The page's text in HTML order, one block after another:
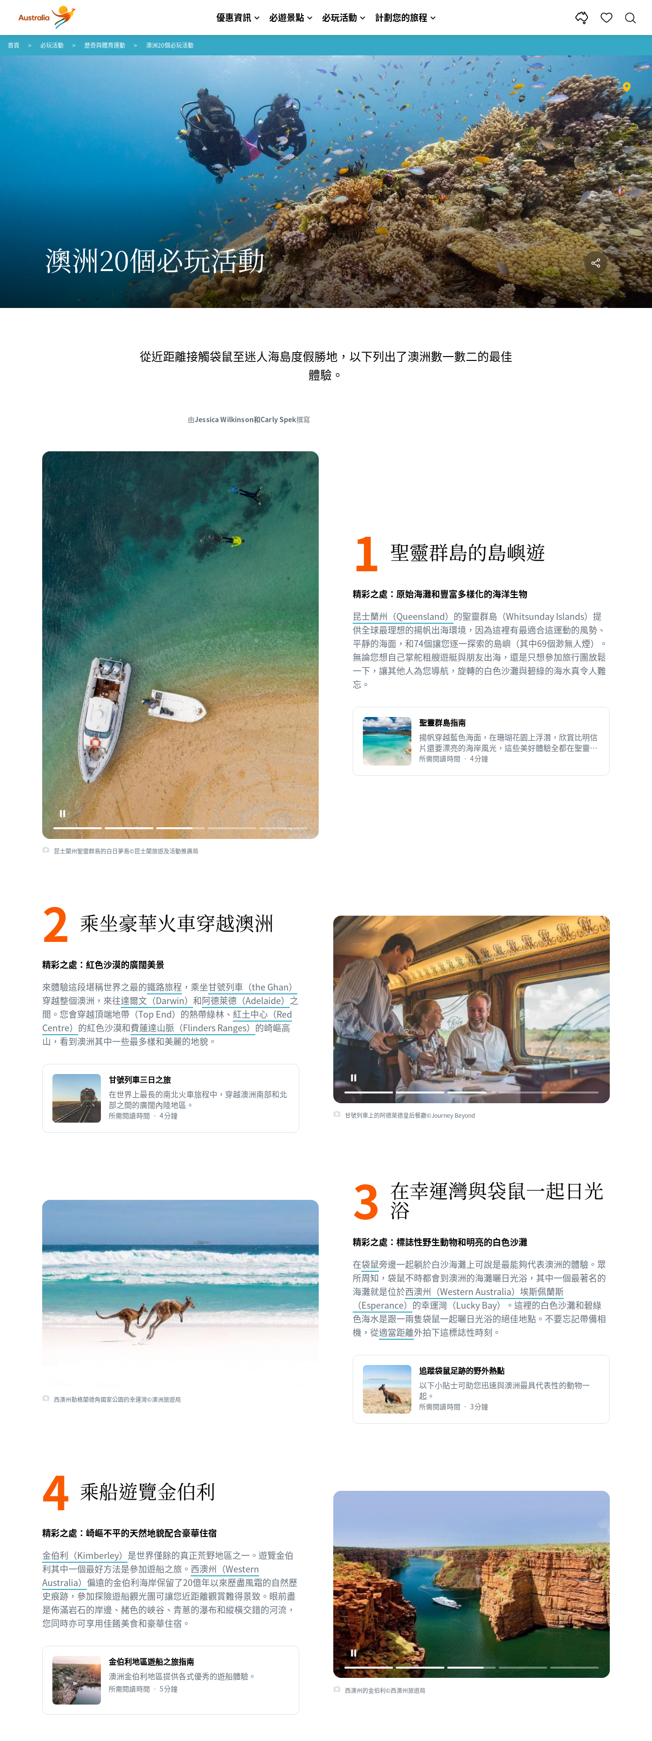
跳至內容
跳至頁尾導覽
優惠資訊 必遊景點 必玩活動 計劃您的旅程
首頁 必玩活動 歷奇與體育運動 澳洲20個必玩活動
澳洲20個必玩活動
從近距離接觸袋鼠至迷人海島度假勝地，以下列出了澳洲數一數二的最佳
體驗。
由Jessica Wilkinson和Carly Spek撰寫
昆士蘭州聖靈群島的白日夢島©昆士蘭旅遊及活動推廣局
1 聖靈群島的島嶼遊
精彩之處：原始海灘和豐富多樣化的海洋生物
昆士蘭州（Queensland） 的聖靈群島（Whitsunday Islands）提
供全球最理想的揚帆出海環境，因為這裡有最適合這運動的風勢、
平靜的海面，和74個讓您逐一探索的島嶼（其中69個渺無人煙）。
無論您想自己掌舵租艘遊艇與朋友出海，還是只想參加旅行團放鬆
一下，讓其他人為您導航，旋轉的白色沙灘與碧綠的海水真令人難
忘。
聖靈群島指南
揚帆穿越藍色海面，在珊瑚花園上浮潛，欣賞比明信
片還要漂亮的海岸風光，這些美好體驗全都在聖靈群
島等待著您來享受。
所需閱讀時間 • 4分鐘
甘號列車上的阿德萊德皇后餐廳©Journey Beyond
2 乘坐豪華火車穿越澳洲
精彩之處：紅色沙漠的廣闊美景
來體驗這段堪稱世界之最的鐵路旅程 ，乘坐甘號列車（the Ghan）
穿越整個澳洲，來往達爾文（Darwin） 和阿德萊德（Adelaide） 之
間。您會穿越頂端地帶（Top End）的熱帶綠林、 紅土中心（Red
Centre） 的紅色沙漠和費蓮達山脈（Flinders Ranges） 的崎嶇高
山，看到澳洲其中一些最多樣和美麗的地貌。
甘號列車三日之旅
在世界上最長的南北火車旅程中，穿越澳洲南部和北
部之間的廣闊內陸地區。
所需閱讀時間 • 4分鐘
西澳州勒格蘭德角國家公園的幸運灣©澳洲旅遊局
3 在幸運灣與袋鼠一起日光
浴
精彩之處：標誌性野生動物和明亮的白色沙灘
在袋鼠旁邊一起躺於白沙海灘上可說是最能夠代表澳洲的體驗。眾
所周知，袋鼠不時都會到澳洲的海灘曬日光浴，其中一個最著名的
海灘就是位於西澳州（Western Australia） 埃斯佩蘭斯
（Esperance） 的幸運灣（Lucky Bay）。這裡的白色沙灘和碧綠
色海水是跟一兩隻袋鼠一起曬日光浴的絕佳地點。不要忘記帶備相
機，從適當距離外拍下這標誌性時刻。
追蹤袋鼠足跡的野外熱點
以下小貼士可助您迅速與澳洲最具代表性的動物一
起。
所需閱讀時間 • 3分鐘
西澳州的金伯利©西澳州旅遊局
4 乘船遊覽金伯利
精彩之處：崎嶇不平的天然地貌配合豪華住宿
金伯利（Kimberley） 是世界僅餘的真正荒野地區之一。遊覽金伯
利其中一個最好方法是參加遊船之旅。 西澳州（Western
Australia） 偏遠的金伯利海岸保留了20億年以來歷盡風霜的自然歷
史痕跡，參加探險遊船觀光團可讓您近距離觀賞難得景致。眼前盡
是佈滿岩石的岸邊、赭色的峽谷、青蔥的瀑布和縱橫交錯的河流，
您同時亦可享用佳餚美食和豪華住宿。
金伯利地區遊船之旅指南
澳洲金伯利地區提供各式優秀的遊船體驗。
所需閱讀時間 • 5分鐘